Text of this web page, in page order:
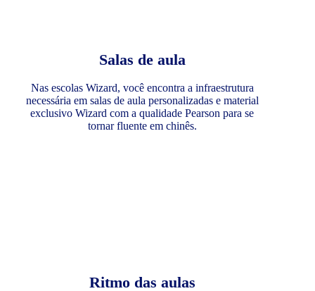
Salas de aula
Nas escolas Wizard, você encontra a infraestrutura
necessária em salas de aula personalizadas e material
exclusivo Wizard com a qualidade Pearson para se
tornar fluente em chinês.
Ritmo das aulas